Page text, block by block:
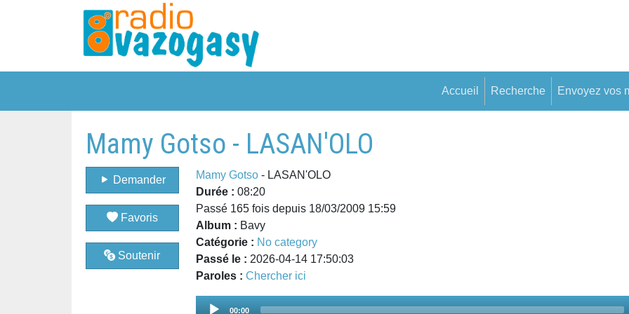
Accueil Recherche Envoyez vos
Mamy Gotso - LASAN'OLO
Demander
Favoris
Soutenir
Mamy Gotso- LASAN'OLO
Durée : 08:20
Passé 165 fois depuis 18/03/2009 15:59
Album : Bavy
Catégorie : No category
Passé le : 2026-04-14 17:50:03
Paroles : Chercher ici
Audio
00:00